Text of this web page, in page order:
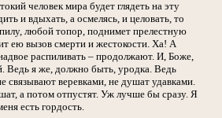
человек мира будет глядеть на эту
и вдыхать, а осмелясь, и целовать, то
любой топор, поднимет прелестную
ею вызов смерти и жестокости. Ха! А
распиливать – продолжают. И, Боже,
Ведь я же, должно быть, уродка. Ведь
связывают веревками, не душат удавками.
а потом отпустят. Уж лучше бы сразу. Я
есть гордость.